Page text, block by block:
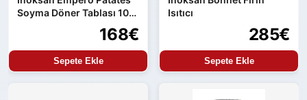
Soyma Döner Tablası 10
kg Makine Uyumlu168€
Sepete Ekle
Isıtıcı
285€
Sepete Ekle